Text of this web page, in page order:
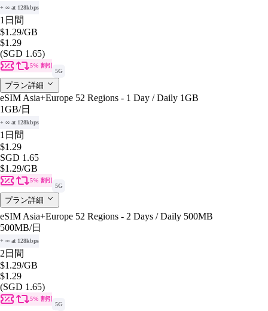
+ ∞ at 128kbps
1日間
$1.29/GB
$1.29
(SGD 1.65)
5% 割引
5G
プラン詳細
eSIM Asia+Europe 52 Regions - 1 Day / Daily 1GB
1GB/日
+ ∞ at 128kbps
1日間
$1.29
SGD 1.65
$1.29/GB
5% 割引
5G
プラン詳細
eSIM Asia+Europe 52 Regions - 2 Days / Daily 500MB
500MB/日
+ ∞ at 128kbps
2日間
$1.29/GB
$1.29
(SGD 1.65)
5% 割引
5G